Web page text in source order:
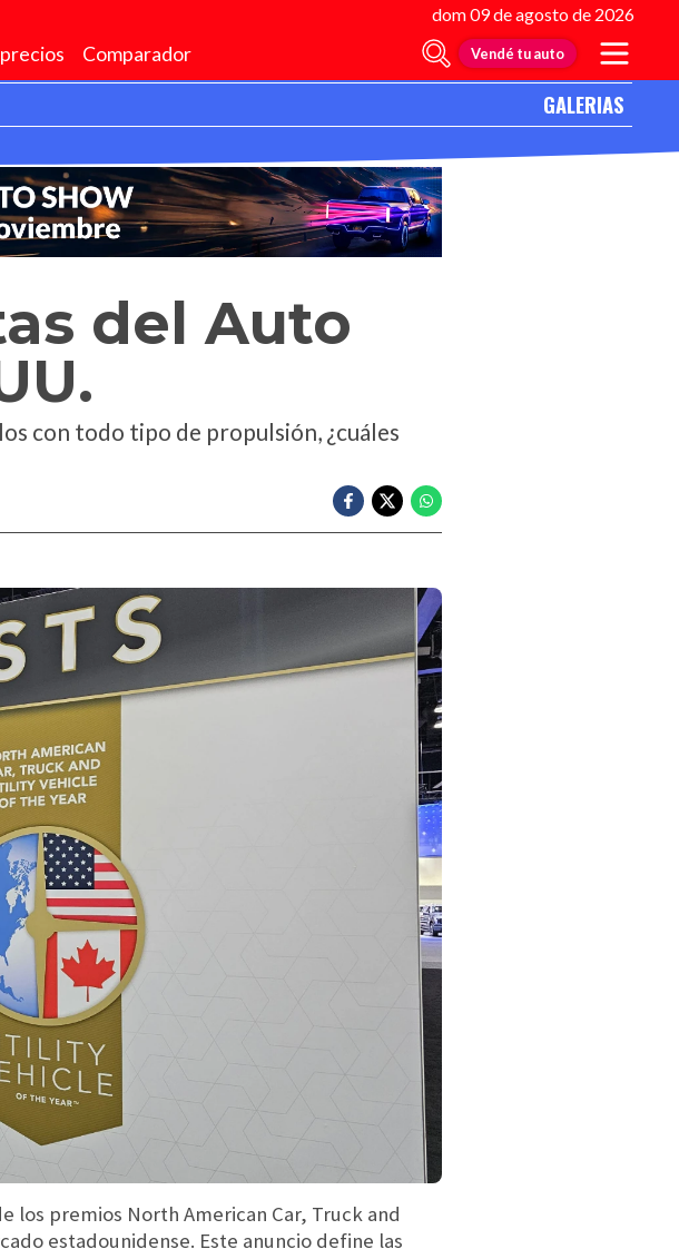
dom 09 de agosto de 2026
Comparador Vendé tu auto
GALERIAS
del Auto
con todo tipo de propulsión, ¿cuáles
los premios North American Car, Truck and
estadounidense. Este anuncio define las